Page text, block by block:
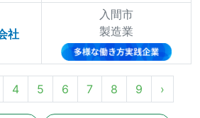
社
入間市
製造業
4 5 6 7 8 9 ›